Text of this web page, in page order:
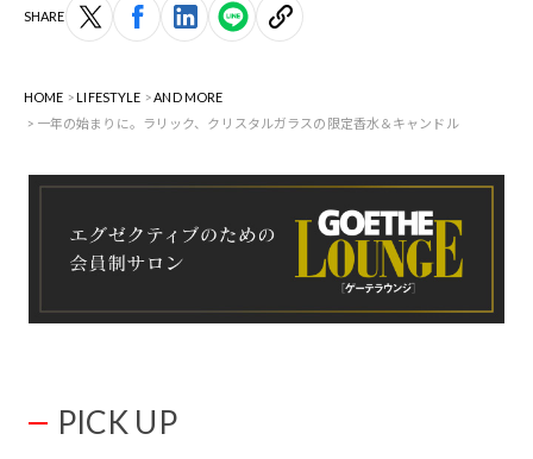
SHARE
HOME LIFESTYLE
AND MORE
一年の始まりに。ラリック、クリスタルガラスの限定香水＆キャンドル
PICK UP